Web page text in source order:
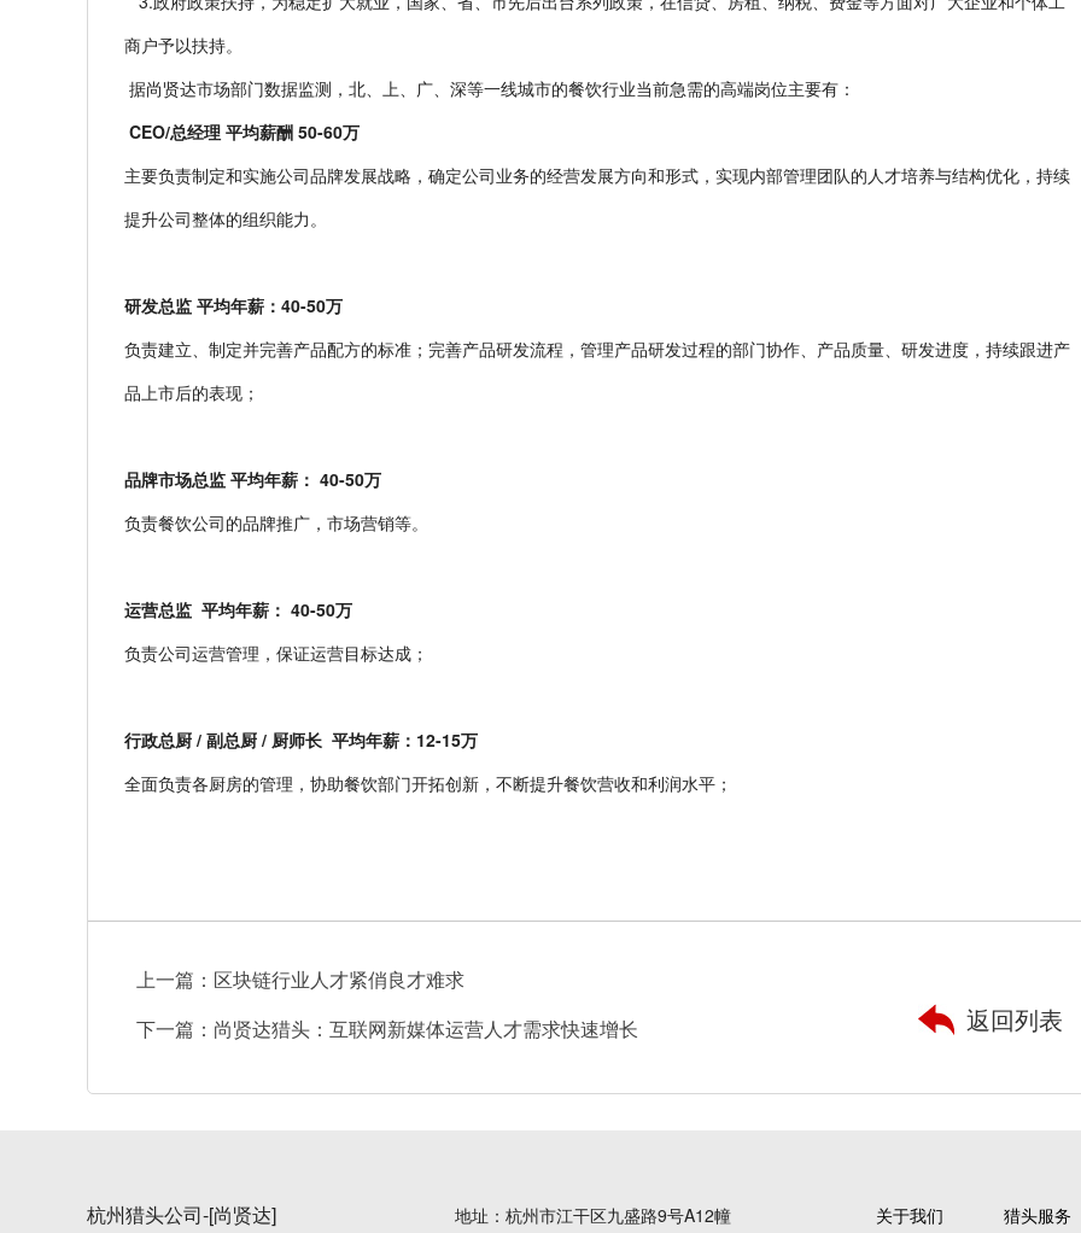
商户予以扶持。
据尚贤达市场部门数据监测，北、上、广、深等一线城市的餐饮行业当前急需的高端岗位主要有：
CEO/总经理 平均薪酬 50-60万
主要负责制定和实施公司品牌发展战略，确定公司业务的经营发展方向和形式，实现内部管理团队的人才培养与结构优化，持续
提升公司整体的组织能力。
研发总监 平均年薪： 40-50万
负责建立、制定并完善产品配方的标准；完善产品研发流程，管理产品研发过程的部门协作、产品质量、研发进度，持续跟进产
品上市后的表现；
品牌市场总监 平均年薪： 40-50万
负责餐饮公司的品牌推广，市场营销等。
运营总监 平均年薪： 40-50万
负责公司运营管理，保证运营目标达成；
行政总厨 / 副总厨 / 厨师长 平均年薪： 12-15万
全面负责各厨房的管理，协助餐饮部门开拓创新，不断提升餐饮营收和利润水平；
上一篇： 区块链行业人才紧俏良才难求
下一篇： 尚贤达猎头：互联网新媒体运营人才需求快速增长 返回列表
杭州猎头公司-[尚贤达] 地址：杭州市江干区九盛路9号A12幢 关于我们 猎头服务